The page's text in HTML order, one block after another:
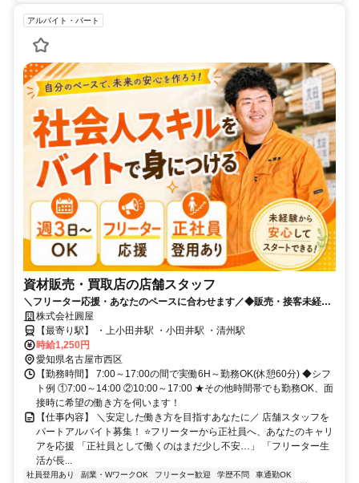
アルバイト・パート
資材販売・買取店の店舗スタッフ
＼フリーター応援・あなたのペースに合わせます／◆販売・接客未経験
OK◆正社員登用あり【普通自動車運転免許必須】
株式会社圓屋
【最寄り駅】 ・上小田井駅 ・小田井駅 ・清州駅
時給1,250円
愛知県名古屋市西区
【勤務時間】 7:00～17:00の間で実働6H～勤務OK(休憩60分) ◆シフ
ト例 ①7:00～14:00 ②10:00～17:00 ★その他時間帯でも勤務OK、面
接時に希望の働き方を伺います！
【仕事内容】 ＼安定した働き方を目指すあなたに／ 店舗スタッフを
パートアルバイト募集！ ⭐フリーターから正社員へ、あなたのキャリ
アを応援 「正社員として働くのはまだ少し不安…」 「フリーター生
活が長...
社員登用あり 副業・WワークOK フリーター歓迎 学歴不問
車通勤OK